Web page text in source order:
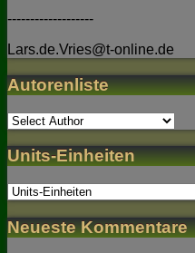
-------------------
Lars.de.Vries@t-online.de
Autorenliste
Units-Einheiten
Neueste Kommentare